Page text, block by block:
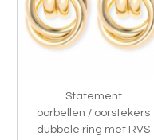
Statement
oorbellen / oorstekers
dubbele ring met RVS